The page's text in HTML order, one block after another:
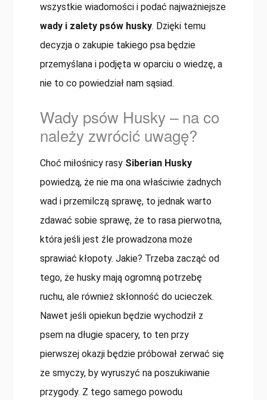
wszystkie wiadomości i podać najważniejsze
wady i zalety psów husky. Dzięki temu
decyzja o zakupie takiego psa będzie
przemyślana i podjęta w oparciu o wiedzę, a
nie to co powiedział nam sąsiad.
Wady psów Husky – na co
należy zwrócić uwagę?
Choć miłośnicy rasy Siberian Husky
powiedzą, że nie ma ona właściwie żadnych
wad i przemilczą sprawę, to jednak warto
zdawać sobie sprawę, że to rasa pierwotna,
która jeśli jest źle prowadzona może
sprawiać kłopoty. Jakie? Trzeba zacząć od
tego, że husky mają ogromną potrzebę
ruchu, ale również skłonność do ucieczek.
Nawet jeśli opiekun będzie wychodził z
psem na długie spacery, to ten przy
pierwszej okazji będzie próbował zerwać się
ze smyczy, by wyruszyć na poszukiwanie
przygody. Z tego samego powodu